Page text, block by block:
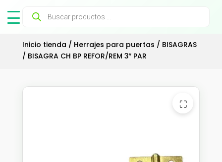
Búsqueda
productos
Inicio tienda / Herrajes para puertas / BISAGRAS
/ BISAGRA CH BP REFOR/REM 3″ PAR
⛶